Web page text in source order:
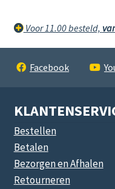
Voor 11.00 besteld,
Facebook
Bestellen
Betalen
Bezorgen en Afhalen
Retourneren